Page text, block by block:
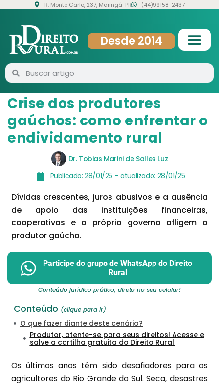
R. Monte Carlo, 237, Maringá-PR (44)99158-2437
Desde 2014
Crise dos produtores
gaúchos: como enfrentar o
endividamento rural
Dr. Tobias Marini de Salles Luz
Publicado: 28/01/25 - atualizado: 28/01/25
Dívidas crescentes, juros abusivos e a ausência
de apoio das instituições financeiras,
cooperativas e o próprio governo afligem o
produtor gaúcho.
Participe do grupo de WhatsApp do Direito
Rural
Conteúdo jurídico prático, direto no seu celular!
Conteúdo (clique para ir)
O que fazer diante deste cenário?
Produtor, atente-se para seus direitos! Acesse e
salve a cartilha gratuita do Direito Rural:
Os últimos anos têm sido desafiadores para os
agricultores do Rio Grande do Sul. Seca, desastres